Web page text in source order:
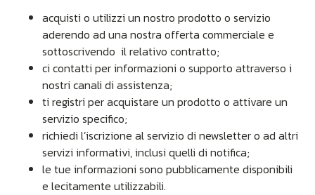
acquisti o utilizzi un nostro prodotto o servizio
aderendo ad una nostra offerta commerciale e
sottoscrivendo il relativo contratto;
ci contatti per informazioni o supporto attraverso i
nostri canali di assistenza;
ti registri per acquistare un prodotto o attivare un
servizio specifico;
richiedi l’iscrizione al servizio di newsletter o ad altri
servizi informativi, inclusi quelli di notifica;
le tue informazioni sono pubblicamente disponibili
e lecitamente utilizzabili.